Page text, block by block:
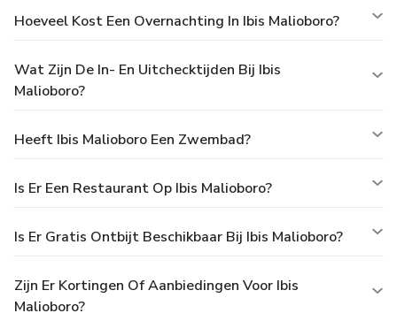
Hoeveel Kost Een Overnachting In Ibis Malioboro?
Wat Zijn De In- En Uitchecktijden Bij Ibis
Malioboro?
Heeft Ibis Malioboro Een Zwembad?
Is Er Een Restaurant Op Ibis Malioboro?
Is Er Gratis Ontbijt Beschikbaar Bij Ibis Malioboro?
Zijn Er Kortingen Of Aanbiedingen Voor Ibis
Malioboro?